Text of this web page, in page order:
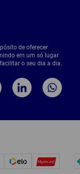
de oferecer
em um só lugar
o seu dia a dia.